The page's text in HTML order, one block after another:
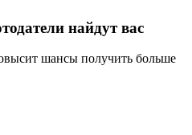
найдут вас
шансы получить больше